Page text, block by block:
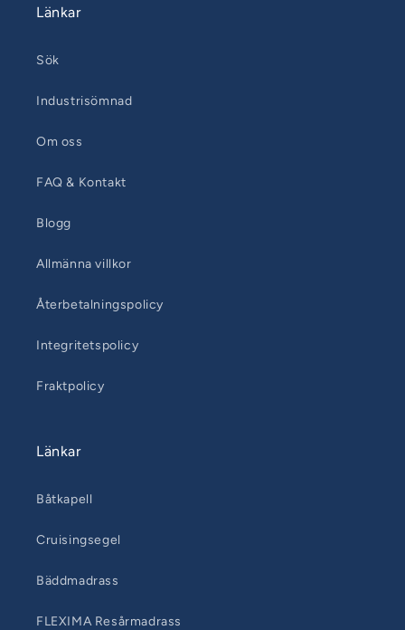
Länkar
Sök
Industrisömnad
Om oss
FAQ & Kontakt
Blogg
Allmänna villkor
Återbetalningspolicy
Integritetspolicy
Fraktpolicy
Länkar
Båtkapell
Cruisingsegel
Bäddmadrass
FLEXIMA Resårmadrass